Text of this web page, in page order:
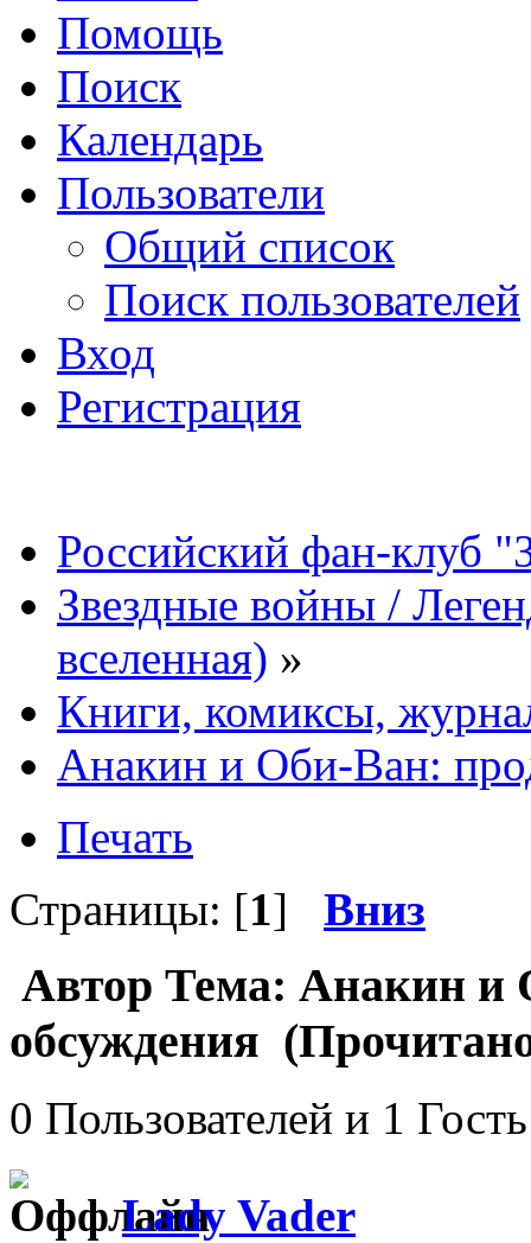
Помощь
Поиск
Календарь
Пользователи
Общий список
Поиск пользователей
Вход
Регистрация
Российский фан-клуб
Звездные войны /
вселенная) »
Книги, комиксы,
Анакин и Оби-Ван:
Печать
Страницы: [1] Вниз
Автор Тема: Анакин и
обсуждения
0 Пользователей и 1
Lady Vader